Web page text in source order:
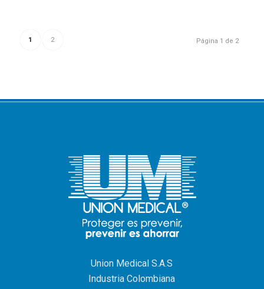
Página 1 de 2
1 2
Union Medical S.A.S
Industria Colombiana